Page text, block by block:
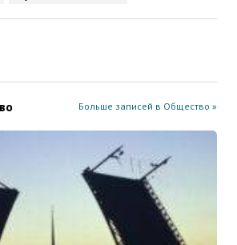
Больше записей в Общество »